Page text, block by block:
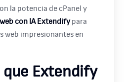
la potencia de cPanel y
con IA Extendifypara
web impresionantes en
que Extendify